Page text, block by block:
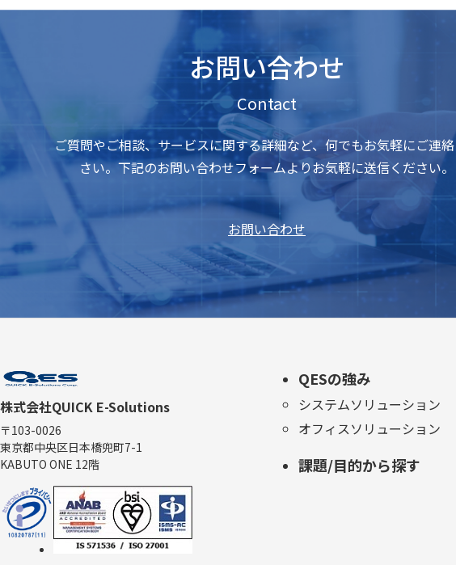
お問い合わせ
Contact
ご質問やご相談、サービスに関する詳細など、何でもお気軽にご連
さい。下記のお問い合わせフォームよりお気軽に送信ください。
お問い合わせ
株式会社QUICK E-Solutions
〒103-0026
東京都中央区日本橋兜町7-1
KABUTO ONE 12階
QESの強み
システムソリューション
オフィスソリューション
課題/目的から探す